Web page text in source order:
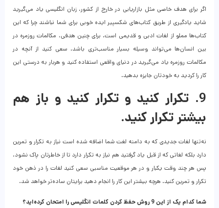
اگر برای هدف خاصی مثل بازاریابی در خارج از کشور، زبان انگلیسی یاد می‌گیرید
شاید یادگیری از طریق کتاب‌های شکسپیر ایده خوبی برای شما نباشند چرا که این
کتاب‌ها مملو از لغات ادبی و قدیمی است. برای چنین هدفی، مکالمات روزمره در
بین انسان‌ها می‌تواند وسیله بسیار مناسب‌تری باشد. سعی کنید از آنچه در
مکالمات روزمره یاد می‌گیرید در دنیای واقعی استفاده کنید و هربار به درستی این
کار را کردید به خودتان جایزه بدهید.
9. تکرار کنید و تکرار کنید و باز هم
بیشتر تکرار کنید.
نه‌تنها لغات جدیدی که به دامنه لغت شما اضافه شده است نیاز به تکرار و تمرین
دارد بلکه لغاتی که از قبل یاد گرفتید هم نیاز به تکرار دارد تا از خاطرتان پاک نشود.
پس هر چند وقت یکبار و در هر موقعیت مناسبی سعی کنید لغات را در ذهن خود
تکرار و تمرین کنید. هرچه بیشتر این کار را انجام دهید برایتان ساده‌تر خواهد شد.
شما کدام یک از این 9 روش‌ حفظ کردن کلمات انگلیسی را امتحان کرده‌اید؟